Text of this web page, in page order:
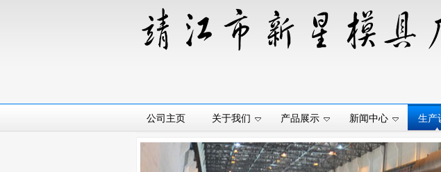
公司主页 关于我们 产品展示 新闻中心 生产